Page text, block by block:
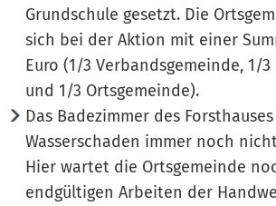
Grundschule gesetzt. Die
sich bei der Aktion mit einer
Euro (1/3 Verbandsgemeinde, 1/
und 1/3 Ortsgemeinde).
Das Badezimmer des
Wasserschaden immer noch
Hier wartet die Ortsgemeinde
endgültigen Arbeiten der